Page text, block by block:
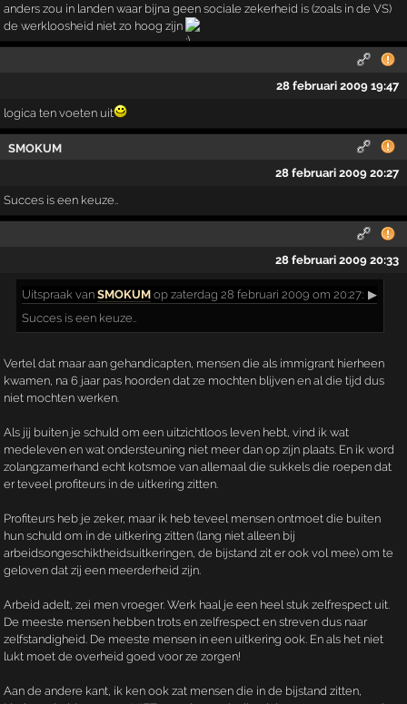
anders zou in landen waar bijna geen sociale zekerheid is (zoals in de VS)
de werkloosheid niet zo hoog zijn
28 februari 2009 19:47
logica ten voeten uit
SMOKUM
28 februari 2009 20:27
Succes is een keuze..
28 februari 2009 20:33
Uitspraak vanSMOKUM op zaterdag 28 februari 2009 om 20:27: ▶
Succes is een keuze..
Vertel dat maar aan gehandicapten, mensen die als immigrant hierheen
kwamen, na 6 jaar pas hoorden dat ze mochten blijven en al die tijd dus
niet mochten werken.
Als jij buiten je schuld om een uitzichtloos leven hebt, vind ik wat
medeleven en wat ondersteuning niet meer dan op zijn plaats. En ik word
zolangzamerhand echt kotsmoe van allemaal die sukkels die roepen dat
er teveel profiteurs in de uitkering zitten.
Profiteurs heb je zeker, maar ik heb teveel mensen ontmoet die buiten
hun schuld om in de uitkering zitten (lang niet alleen bij
arbeidsongeschiktheidsuitkeringen, de bijstand zit er ook vol mee) om te
geloven dat zij een meerderheid zijn.
Arbeid adelt, zei men vroeger. Werk haal je een heel stuk zelfrespect uit.
De meeste mensen hebben trots en zelfrespect en streven dus naar
zelfstandigheid. De meeste mensen in een uitkering ook. En als het niet
lukt moet de overheid goed voor ze zorgen!
Aan de andere kant, ik ken ook zat mensen die in de bijstand zitten,